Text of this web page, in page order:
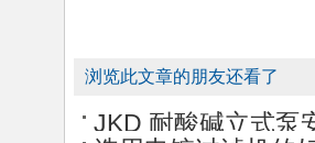
浏览此文章的朋友还看了
JKD 耐酸碱立式泵